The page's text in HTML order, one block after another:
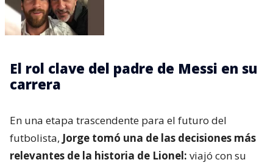
El rol clave del padre de Messi en su
carrera
En una etapa trascendente para el futuro del
futbolista, Jorge tomó una de las decisiones más
relevantes de la historia de Lionel: viajó con su